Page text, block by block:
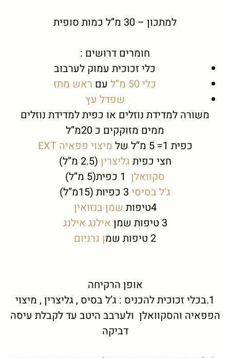
למתכון – 30 מ”ל כמות סופית
חומרים דרושים :
כלי זכוכית עמוק לערבוב
כלי 50 מ”ל
עם ראש מתז
שפדל עץ
משורה למדידת נוזלים או כפית למדידת נוזלים
ממים מזוקקים כ 20מ”ל
כפית 1= 5 מ”ל של
מיצוי פפאיה EXT
חצי כפית גליצרין (2.5 מ”ל)
סקוואלן
ג’ל בסיסי 3 כפיות (15מ”ל)
4טיפות
שמן בנזואין
3 טיפות שמן
אילנג אילנג
2 טיפות שמ
ן גרניום
אופן הרקיחה
1.בכלי זכוכית להכניס : ג’ל בסיס , גליצרין , מיצוי
הפפאיה והסקוואלן ולערבב היטב עד לקבלת עיסה
דביקה